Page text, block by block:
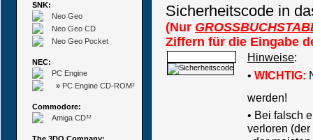
SNK:
Neo Geo
Neo Geo CD
Neo Geo Pocket
NEC:
PC Engine
» PC Engine CD-ROM²
Commodore:
Amiga CD³²
Sicherheitscode in
(Nur
Ziffern für die Eingabe
Hinweise:
• WICHTIG:
werden!
• Bei falsch
verloren